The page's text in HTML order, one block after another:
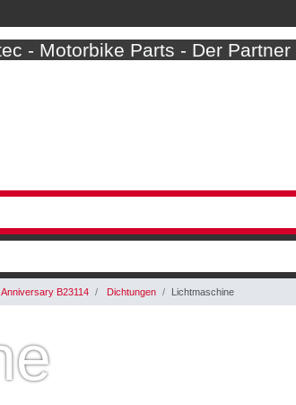
- Motorbike Parts - Der
B23114 Dichtungen Lichtmaschine